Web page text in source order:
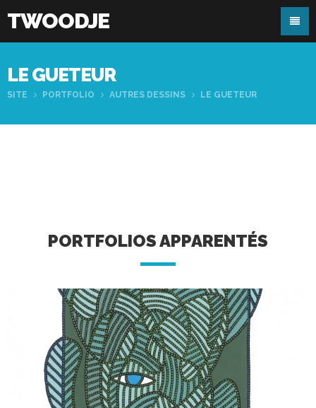
TWOODJE
LE GUETEUR
SITE PORTFOLIO AUTRES DESSINS LE GUETEUR
PORTFOLIOS APPARENTÉS